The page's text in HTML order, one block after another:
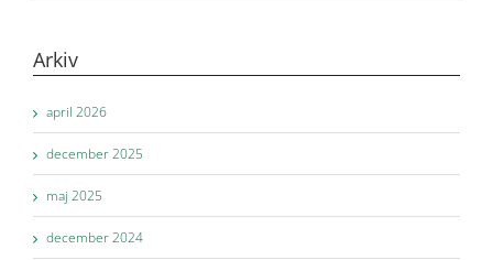
Arkiv
april 2026
december 2025
maj 2025
december 2024